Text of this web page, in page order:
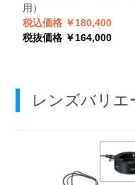
用）
税込価格 ￥180,400
税抜価格 ￥164,000
レンズバリエ